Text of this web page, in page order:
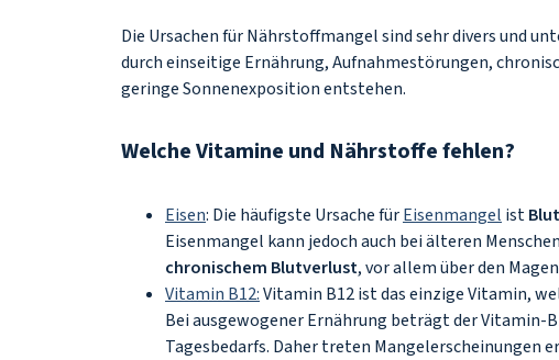
Die Ursachen für Nährstoffmangel sind sehr divers und
durch einseitige Ernährung, Aufnahmestörungen,
geringe Sonnenexposition entstehen.
Welche Vitamine und Nährstoffe fehlen?
Eisen: Die häufigste Ursache fürEisenmangel ist
Eisenmangel kann jedoch auch bei älteren
chronischem Blutverlust, vor allem über den
Vitamin B12:Vitamin B12 ist das einzige Vitamin,
Bei ausgewogener Ernährung beträgt der Vitamin-
Tagesbedarfs. Daher treten Mangelerscheinungen